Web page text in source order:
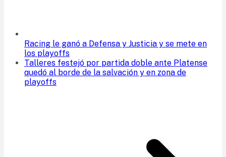
Racing le ganó a Defensa y Justicia y se mete en
los playoffs
Talleres festejó por partida doble ante Platense
quedó al borde de la salvación y en zona de
playoffs